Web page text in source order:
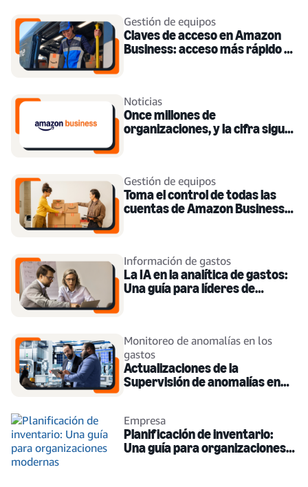
Gestión de equipos
Claves de acceso en Amazon
Business: acceso más rápido y
Noticias
Once millones de
organizaciones, y la cifra sigue
Gestión de equipos
Toma el control de todas las
cuentas de Amazon Business
Información de gastos
La IA en la analítica de gastos:
Una guía para líderes de
Monitoreo de anomalías en los
gastos
Actualizaciones de la
Supervisión de anomalías en
Empresa
Planificación de inventario:
Una guía para organizaciones